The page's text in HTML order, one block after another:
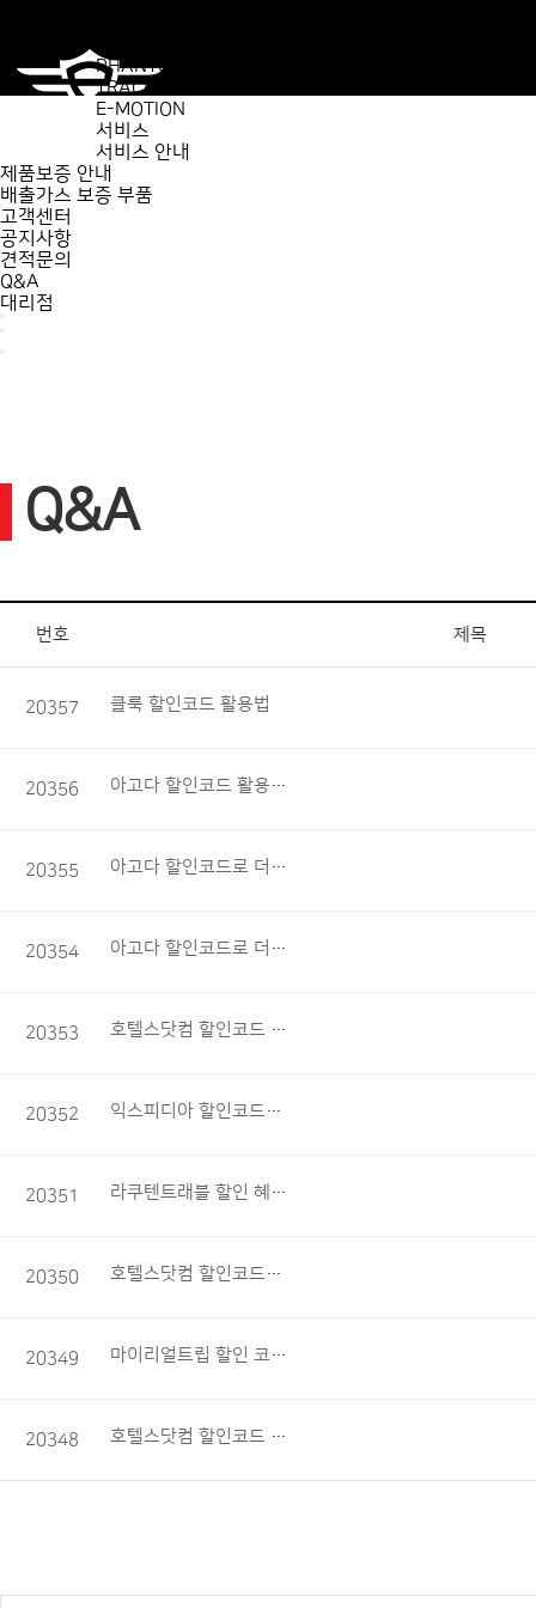
PHANTOM 125S
TRACKER 125R
E-MOTION
서비스
서비스 안내
제품보증 안내
배출가스 보증 부품
고객센터
공지사항
견적문의
Q&A
대리점
Q&A
번호 제목
20357 클룩 할인코드 활용법
20356 아고다 할인코드 활용법 알아보기
20355 아고다 할인코드로 더 저렴하게 숙소 예약하기
20354 아고다 할인코드로 더 저렴한 여행
20353 호텔스닷컴 할인코드 활용하기
20352 익스피디아 할인코드로 알뜰 여행하기
20351 라쿠텐트래블 할인 혜택 알아보기
20350 호텔스닷컴 할인코드로 더 저렴하게 이용하기
20349 마이리얼트립 할인 코드로 여행 준비하기
20348 호텔스닷컴 할인코드 활용하기